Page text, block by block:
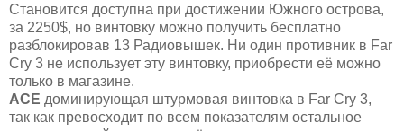
Становится доступна при достижении Южного острова,
за 2250$, но винтовку можно получить бесплатно
разблокировав 13 Радиовышек. Ни один противник в Far
Cry 3 не использует эту винтовку, приобрести её можно
только в магазине.
ACE доминирующая штурмовая винтовка в Far Cry 3,
так как превосходит по всем показателям остальное